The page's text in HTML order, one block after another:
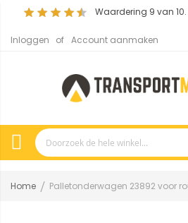
Waardering 9 van
Inloggen Account aanmaken
Home Palletonderwagen 23892 voor